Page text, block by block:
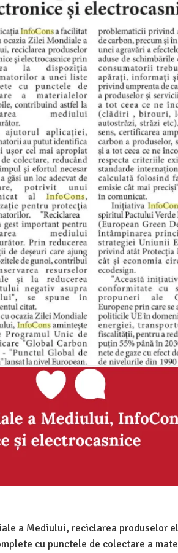
a Mediului, reciclarea produselor
cu punctele de colectare a